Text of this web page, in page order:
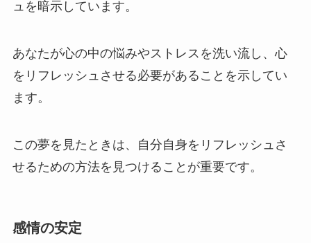
ュを暗示しています。
あなたが心の中の悩みやストレスを洗い流し、心
をリフレッシュさせる必要があることを示してい
ます。
この夢を見たときは、自分自身をリフレッシュさ
せるための方法を見つけることが重要です。
感情の安定